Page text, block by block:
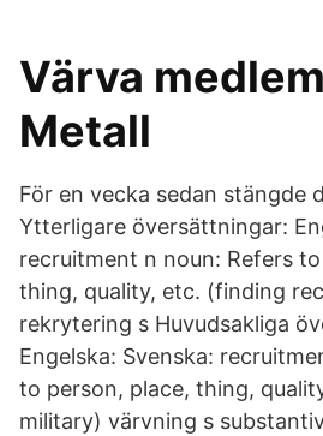
Värva
Metall
För en vecka sedan stängde
Ytterligare översättningar:
recruitment n noun: Refers
thing, quality, etc. (finding
rekrytering s Huvudsakliga
Engelska: Svenska:
to person, place, thing,
military) värvning s